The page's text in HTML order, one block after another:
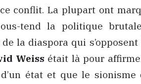
conflit. La plupart ont
tend la politique
la diaspora qui s’opposent
Weiss était là pour
état et que le sionisme